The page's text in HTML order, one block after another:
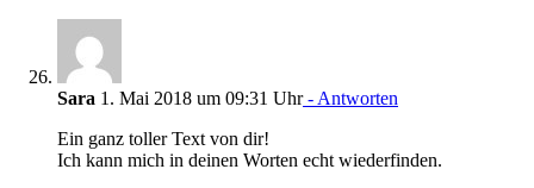
Sara 1. Mai 2018 um 09:31 Uhr- Antworten
Ein ganz toller Text von dir!
Ich kann mich in deinen Worten echt wiederfinden.